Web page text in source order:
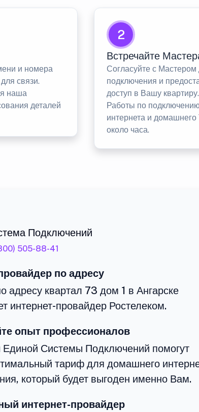
и номера
связи.
наша
деталей
2
Встречайте
Согласуйте с Мастером
подключения и
доступ в Вашу квартиру.
Работы по
интернета и
около часа.
Подключений
505-88-41
по адресу
адресу квартал 73 дом 1 в Ангарске
интернет-провайдер Ростелеком.
опыт профессионалов
Системы Подключений помогут
тариф для домашнего
который будет выгоден именно Вам.
интернет-провайдер